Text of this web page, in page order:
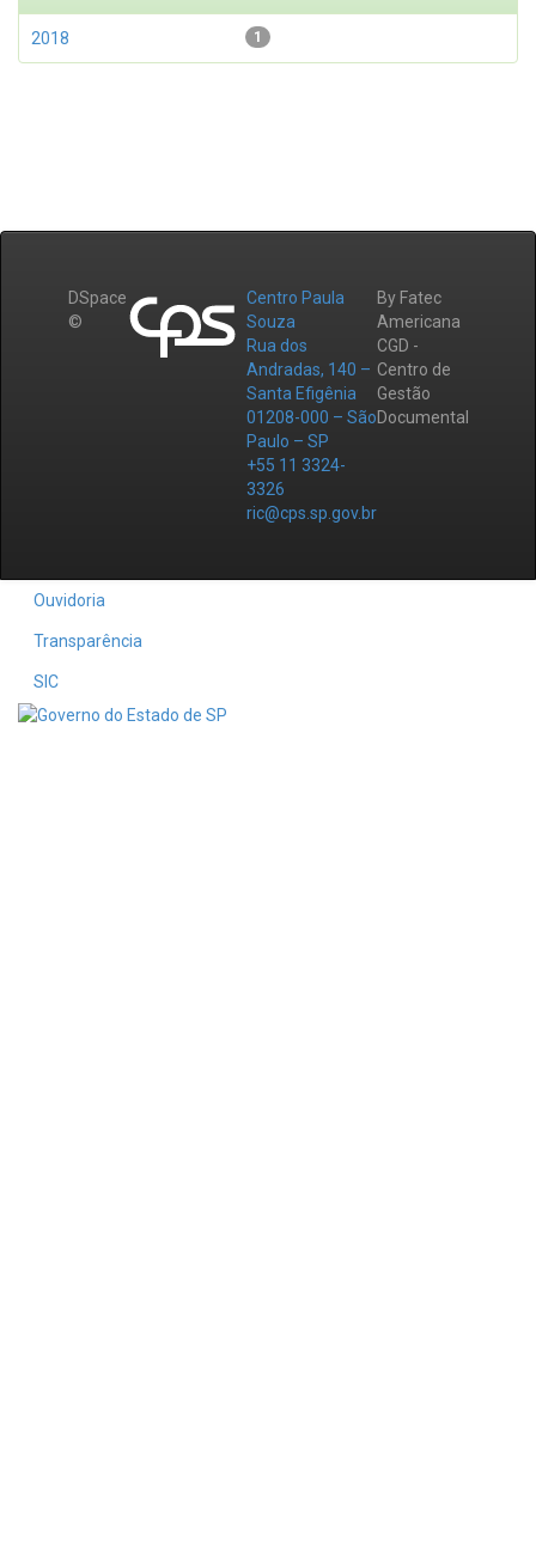
1
2018
DSpace
©
Centro Paula
Souza
Rua dos
Andradas, 140 –
Santa Efigênia
01208-000 – São
Paulo – SP
+55 11 3324-
3326
ric@cps.sp.gov.br
By Fatec
Americana
CGD -
Centro de
Gestão
Documental
Ouvidoria
Transparência
SIC